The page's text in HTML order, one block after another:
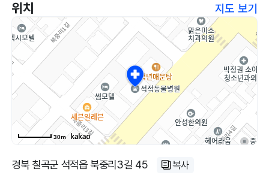
위치 지도 보기
30m
경북 칠곡군 석적읍 북중리3길 45 복사